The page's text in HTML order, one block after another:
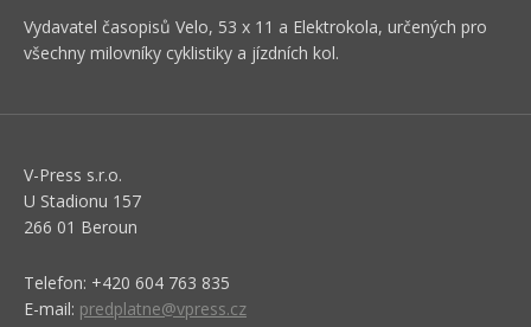
Vydavatel časopisů Velo, 53 x 11 a Elektrokola, určených pro
všechny milovníky cyklistiky a jízdních kol.
V-Press s.r.o.
U Stadionu 157
266 01 Beroun
Telefon: +420 604 763 835
E-mail: predplatne@vpress.cz